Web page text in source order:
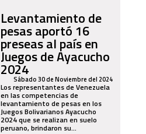
Levantamiento de
pesas aportó 16
preseas al país en
Juegos de Ayacucho
2024
Sábado 30 de Noviembre del 2024
Los representantes de Venezuela
en las competencias de
levantamiento de pesas en los
Juegos Bolivarianos Ayacucho
2024 que se realizan en suelo
peruano, brindaron su...